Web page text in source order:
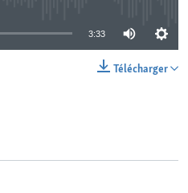
3:33
Télécharger